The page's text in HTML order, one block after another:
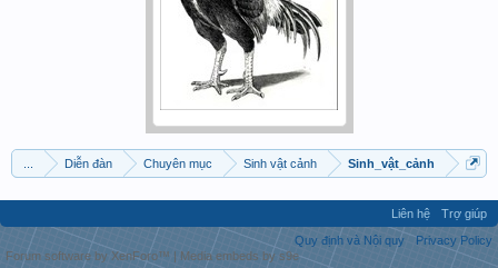
Diễn đàn Chuyên mục Sinh vật cảnh Sinh_vật_cảnh
Liên hệ
Trợ giúp
Quy định và Nội quy
Privacy Policy
Forum software by XenForo™
Media embeds by s9e